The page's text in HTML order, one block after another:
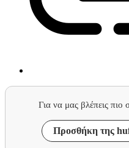
Για να μας βλέπεις
Προσθήκη της